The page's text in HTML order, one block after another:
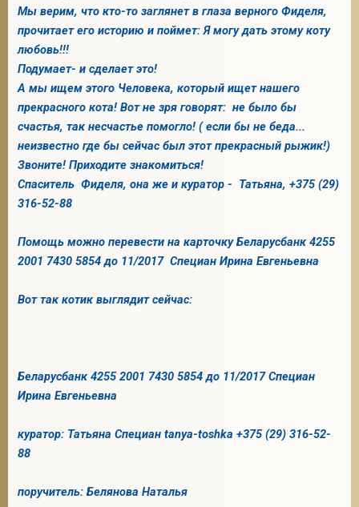
Мы верим, что кто-то заглянет в глаза верного Фиделя,
прочитает его историю и поймет: Я могу дать этому коту
любовь!!!
Подумает- и сделает это!
А мы ищем этого Человека, который ищет нашего
прекрасного кота! Вот не зря говорят: не было бы
счастья, так несчастье помогло! ( если бы не беда...
неизвестно где бы сейчас был этот прекрасный рыжик!)
Звоните! Приходите знакомиться!
Спаситель Фиделя, она же и куратор - Татьяна, +375 (29)
316-52-88
Помощь можно перевести на карточку Беларусбанк 4255
2001 7430 5854 до 11/2017 Специан Ирина Евгеньевна
Вот так котик выглядит сейчас:
Беларусбанк 4255 2001 7430 5854 до 11/2017 Специан
Ирина Евгеньевна
куратор: Татьяна Специан tanya-toshka +375 (29) 316-52-
88
поручитель: Белянова Наталья